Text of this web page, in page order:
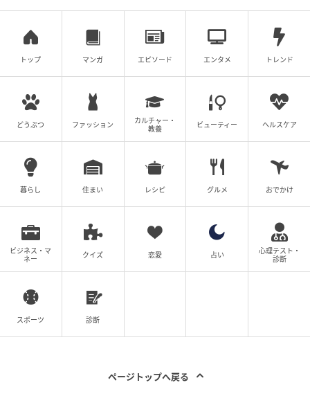
肩甲骨まであるレングスがベースでも、毛先をシャー
上や顔まわりにも柔らかい毛流れがあるので、視線が
トップ マンガ エピソード エンタメ トレンド
どうぶつ ファッション
カルチャー・
教養
ビューティー ヘルスケア
暮らし 住まい レシピ グルメ おでかけ
ビジネス・マ
ネー
クイズ 恋愛 占い
心理テスト・
診断
スポーツ 診断
ページトップへ戻る